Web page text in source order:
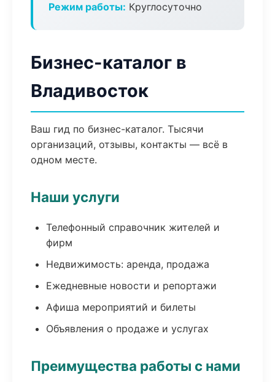
Режим работы: Круглосуточно
Бизнес-каталог в
Владивосток
Ваш гид по бизнес-каталог. Тысячи
организаций, отзывы, контакты — всё в
одном месте.
Наши услуги
Телефонный справочник жителей и
фирм
Недвижимость: аренда, продажа
Ежедневные новости и репортажи
Афиша мероприятий и билеты
Объявления о продаже и услугах
Преимущества работы с нами